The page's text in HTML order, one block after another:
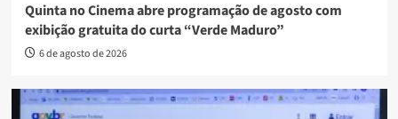
Quinta no Cinema abre programação de agosto com
exibição gratuita do curta “Verde Maduro”
6 de agosto de 2026